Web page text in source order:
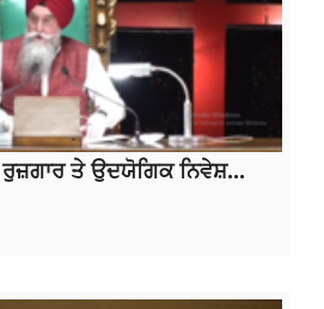
ਰੁਜ਼ਗਾਰ ਤੇ ਉਦਯੋਗਿਕ ਨਿਵੇਸ਼...